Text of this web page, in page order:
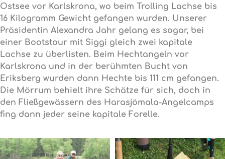
Ostsee vor Karlskrona, wo beim Trolling Lachse bis
16 Kilogramm Gewicht gefangen wurden. Unserer
Präsidentin Alexandra Jahr gelang es sogar, bei
einer Bootstour mit Siggi gleich zwei kapitale
Lachse zu überlisten. Beim Hechtangeln vor
Karlskrona und in der berühmten Bucht von
Eriksberg wurden dann Hechte bis 111 cm gefangen.
Die Mörrum behielt ihre Schätze für sich, doch in
den Fließgewässern des Harasjömala-Angelcamps
fing dann jeder seine kapitale Forelle.